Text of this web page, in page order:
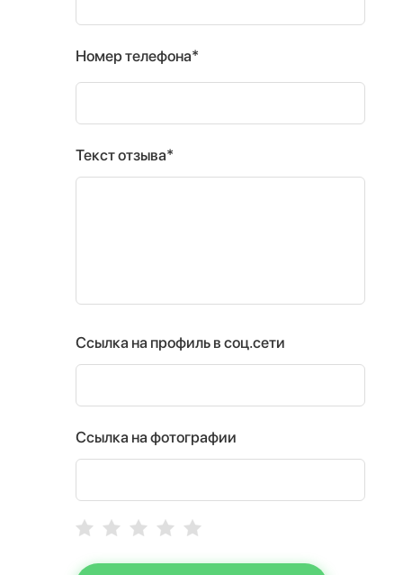
Номер телефона*
Текст отзыва*
Ссылка на профиль в соц.сети
Ссылка на фотографии